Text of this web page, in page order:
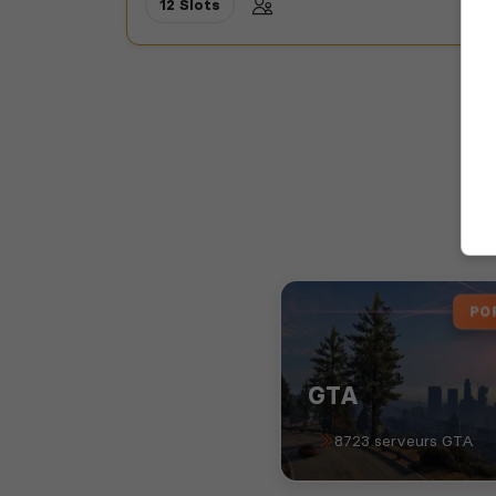
12 Slots
GTA
8723 serveurs GTA